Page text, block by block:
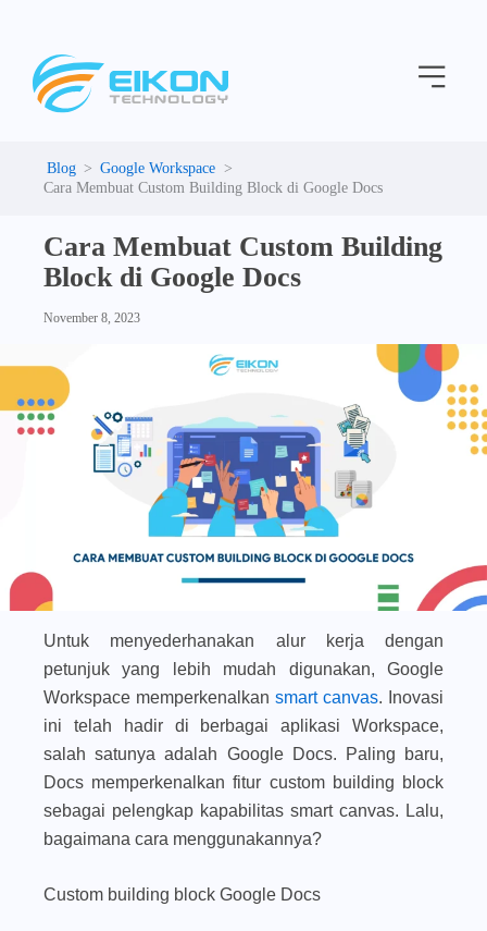
content
Menu
Google Workspace
Cara Membuat Custom Building Block di Google Docs
Cara Membuat Custom Building
Block di Google Docs
November 8, 2023
Untuk menyederhanakan alur kerja dengan
petunjuk yang lebih mudah digunakan, Google
Workspace memperkenalkan smart canvas. Inovasi
ini telah hadir di berbagai aplikasi Workspace,
salah satunya adalah Google Docs. Paling baru,
Docs memperkenalkan fitur custom building block
sebagai pelengkap kapabilitas smart canvas. Lalu,
bagaimana cara menggunakannya?
Custom building block Google Docs
e
g
i
e